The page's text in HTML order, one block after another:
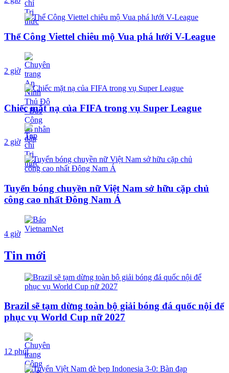
Thể Công Viettel chiêu mộ Vua phá lưới V-League
2 giờ
Chiếc mặt nạ của FIFA trong vụ Super League
2 giờ
Tuyển bóng chuyền nữ Việt Nam sở hữu cặp chủ
công cao nhất Đông Nam Á
4 giờ
Tin mới
Brazil sẽ tạm dừng toàn bộ giải bóng đá quốc nội để
phục vụ World Cup nữ 2027
12 phút